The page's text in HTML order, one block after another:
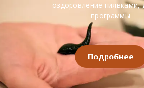
оздоровление пиявками,
программы
Подробнее